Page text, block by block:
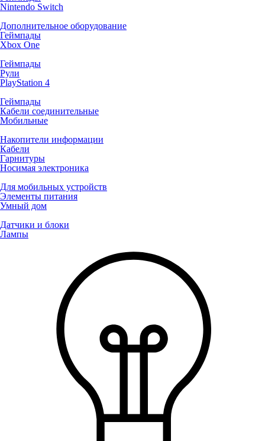
Nintendo Switch
Дополнительное оборудование
Геймпады
Xbox One
Геймпады
Рули
PlayStation 4
Геймпады
Кабели соединительные
Мобильные
Накопители информации
Кабели
Гарнитуры
Носимая электроника
Для мобильных устройств
Элементы питания
Умный дом
Датчики и блоки
Лампы